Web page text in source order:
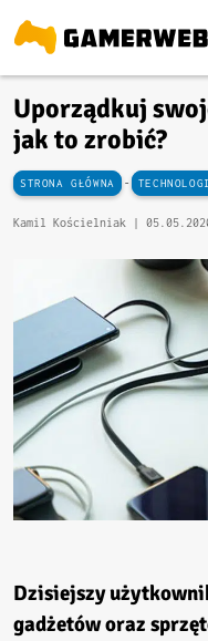
Uporządkuj
jak to zrobić?
STRONA GŁÓWNA -
Kamil Kościelniak |
Dzisiejszy
gadżetów oraz